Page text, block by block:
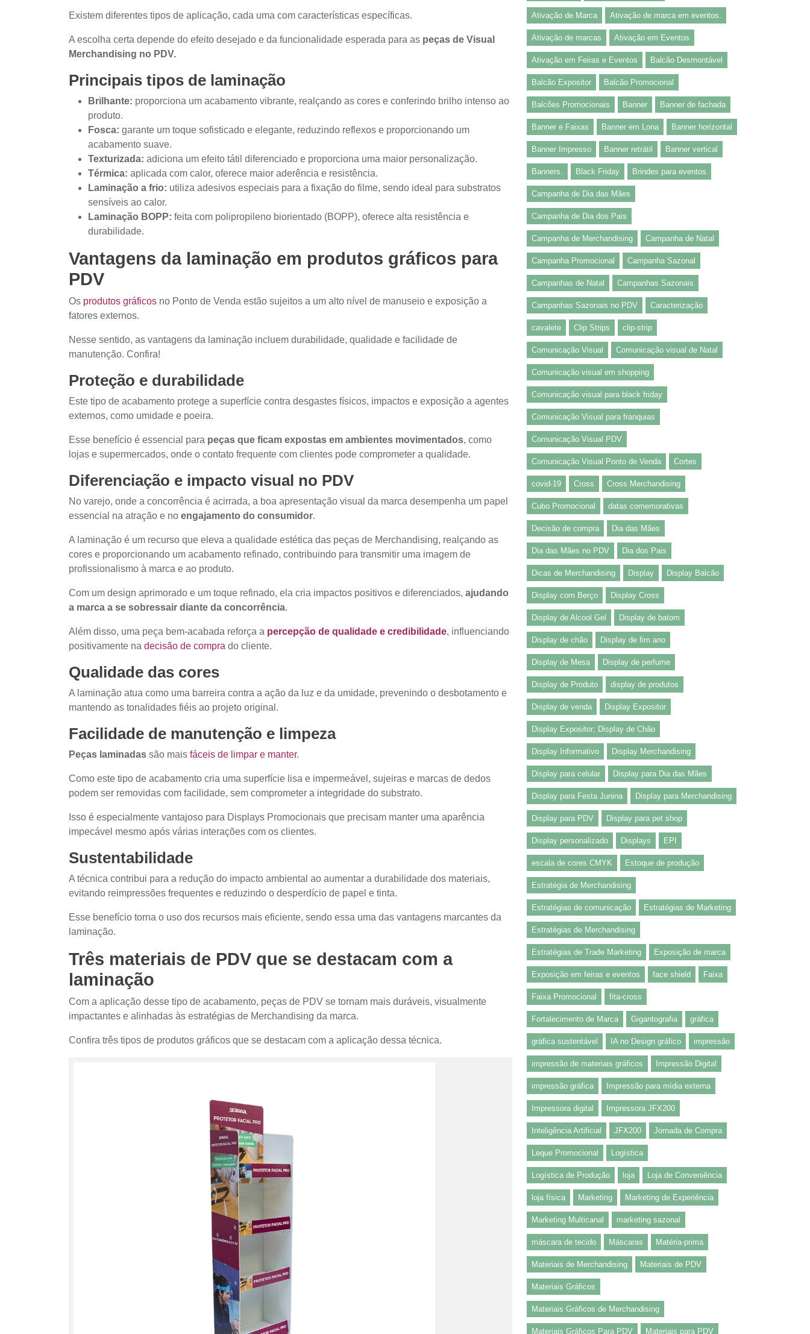
Existem diferentes tipos de aplicação, cada uma com características específicas.
A escolha certa depende do efeito desejado e da funcionalidade esperada para as peças de Visual
Merchandising no PDV.
Principais tipos de laminação
Brilhante: proporciona um acabamento vibrante, realçando as cores e conferindo brilho intenso ao
produto.
Fosca: garante um toque sofisticado e elegante, reduzindo reflexos e proporcionando um
acabamento suave.
Texturizada: adiciona um efeito tátil diferenciado e proporciona uma maior personalização.
Térmica: aplicada com calor, oferece maior aderência e resistência.
Laminação a frio: utiliza adesivos especiais para a fixação do filme, sendo ideal para substratos
sensíveis ao calor.
Laminação BOPP: feita com polipropileno biorientado (BOPP), oferece alta resistência e
durabilidade.
Vantagens da laminação em produtos gráficos para
PDV
Os produtos gráficos no Ponto de Venda estão sujeitos a um alto nível de manuseio e exposição a
fatores externos.
Nesse sentido, as vantagens da laminação incluem durabilidade, qualidade e facilidade de
manutenção. Confira!
Proteção e durabilidade
Este tipo de acabamento protege a superfície contra desgastes físicos, impactos e exposição a agentes
externos, como umidade e poeira.
Esse benefício é essencial para peças que ficam expostas em ambientes movimentados, como
lojas e supermercados, onde o contato frequente com clientes pode comprometer a qualidade.
Diferenciação e impacto visual no PDV
No varejo, onde a concorrência é acirrada, a boa apresentação visual da marca desempenha um papel
essencial na atração e no engajamento do consumidor.
A laminação é um recurso que eleva a qualidade estética das peças de Merchandising, realçando as
cores e proporcionando um acabamento refinado, contribuindo para transmitir uma imagem de
profissionalismo à marca e ao produto.
Com um design aprimorado e um toque refinado, ela cria impactos positivos e diferenciados, ajudando
a marca a se sobressair diante da concorrência.
Além disso, uma peça bem-acabada reforça a percepção de qualidade e credibilidade, influenciando
positivamente na decisão de compra do cliente.
Qualidade das cores
A laminação atua como uma barreira contra a ação da luz e da umidade, prevenindo o desbotamento e
mantendo as tonalidades fiéis ao projeto original.
Facilidade de manutenção e limpeza
Peças laminadas são mais fáceis de limpar e manter.
Como este tipo de acabamento cria uma superfície lisa e impermeável, sujeiras e marcas de dedos
podem ser removidas com facilidade, sem comprometer a integridade do substrato.
Isso é especialmente vantajoso para Displays Promocionais que precisam manter uma aparência
impecável mesmo após várias interações com os clientes.
Sustentabilidade
A técnica contribui para a redução do impacto ambiental ao aumentar a durabilidade dos materiais,
evitando reimpressões frequentes e reduzindo o desperdício de papel e tinta.
Esse benefício torna o uso dos recursos mais eficiente, sendo essa uma das vantagens marcantes da
laminação.
Três materiais de PDV que se destacam com a
laminação
Com a aplicação desse tipo de acabamento, peças de PDV se tornam mais duráveis, visualmente
impactantes e alinhadas às estratégias de Merchandising da marca.
Confira três tipos de produtos gráficos que se destacam com a aplicação dessa técnica.
Ativação de Marca Ativação de marca em eventos.
Ativação de marcas Ativação em Eventos
Ativação em Feiras e Eventos Balcão Desmontável
Balcão Expositor Balcão Promocional
Balcões Promocionais Banner Banner de fachada
Banner e Faixas Banner em Lona Banner horizontal
Banner Impresso Banner retrátil Banner vertical
Banners. Black Friday Brindes para eventos
Campanha de Dia das Mães
Campanha de Dia dos Pais
Campanha de Merchandising Campanha de Natal
Campanha Promocional Campanha Sazonal
Campanhas de Natal Campanhas Sazonais
Campanhas Sazonais no PDV Caracterização
cavalete Clip Strips clip-strip
Comunicação Visual Comunicação visual de Natal
Comunicação visual em shopping
Comunicação visual para black friday
Comunicação Visual para franquias
Comunicação Visual PDV
Comunicação Visual Ponto de Venda Cortes
covid-19 Cross Cross Merchandising
Cubo Promocional datas comemorativas
Decisão de compra Dia das Mães
Dia das Mães no PDV Dia dos Pais
Dicas de Merchandising Display Display Balcão
Display com Berço Display Cross
Display de Alcool Gel Display de batom
Display de chão Display de fim ano
Display de Mesa Display de perfume
Display de Produto display de produtos
Display de venda Display Expositor
Display Expositor; Display de Chão
Display Informativo Display Merchandising
Display para celular Display para Dia das Mães
Display para Festa Junina Display para Merchandising
Display para PDV Display para pet shop
Display personalizado Displays EPI
escala de cores CMYK Estoque de produção
Estratégia de Merchandising
Estratégias de comunicação Estratégias de Marketing
Estratégias de Merchandising
Estratégias de Trade Marketing Exposição de marca
Exposição em feiras e eventos face shield Faixa
Faixa Promocional fita-cross
Fortalecimento de Marca Gigantografia gráfica
gráfica sustentável IA no Design gráfico impressão
impressão de materiais gráficos Impressão Digital
impressão gráfica Impressão para mídia externa
Impressora digital Impressora JFX200
Inteligência Artificial JFX200 Jornada de Compra
Leque Promocional Logística
Logística de Produção loja Loja de Conveniência
loja física Marketing Marketing de Experiência
Marketing Multicanal marketing sazonal
máscara de tecido Máscaras Matéria-prima
Materiais de Merchandising Materiais de PDV
Materiais Gráficos
Materiais Gráficos de Merchandising
Materiais Gráficos Para PDV Materiais para PDV